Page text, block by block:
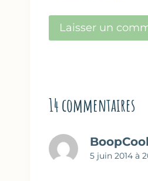
14 commentaires
5 juin 2014 à